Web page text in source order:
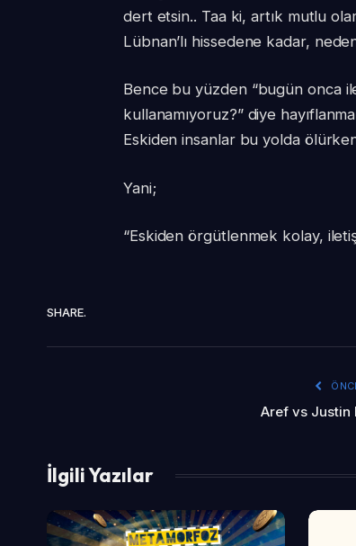
dert etsin.. Taa ki, artık mutlu
Lübnan’lı hissedene kadar,
Bence bu yüzden “bugün onca
kullanamıyoruz?” diye
Eskiden insanlar bu yolda
Yani;
“Eskiden örgütlenmek kolay,
SHARE.
Aref vs Justin
İlgili Yazılar